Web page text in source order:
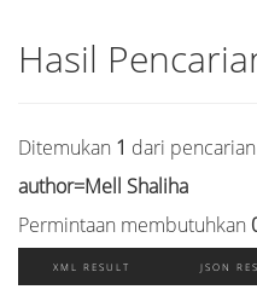
Hasil
Ditemukan 1 dari
author=Mell Shaliha
Permintaan membutuhkan
XML RESULT JSON